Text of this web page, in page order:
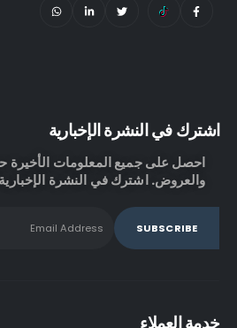
اشترك في النشرة الإخبارية
احصل على جميع المعلومات الأخيرة
والعروض. اشترك في النشرة